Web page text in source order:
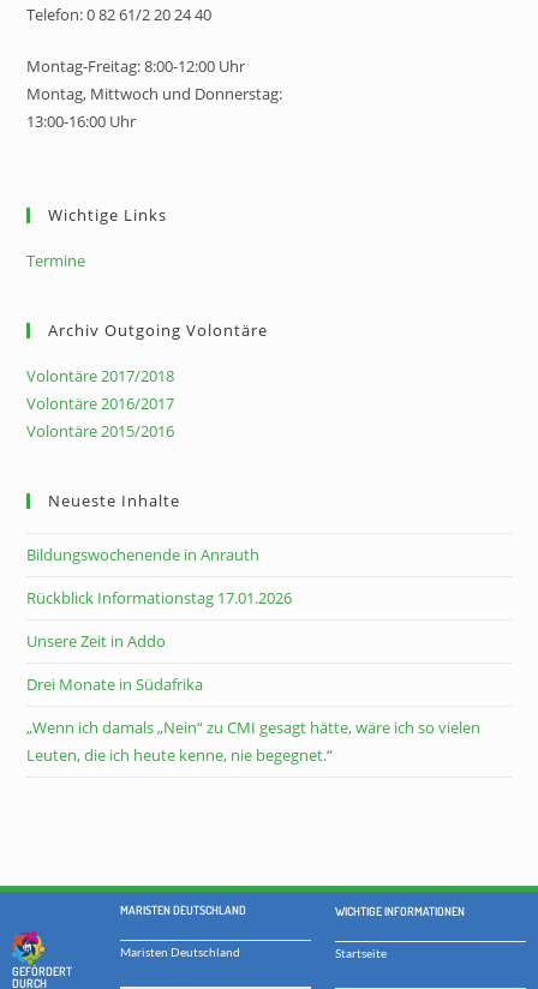
Telefon: 0 82 61/2 20 24 40
Montag-Freitag: 8:00-12:00 Uhr
Montag, Mittwoch und Donnerstag:
13:00-16:00 Uhr
Wichtige Links
Termine
Archiv Outgoing Volontäre
Volontäre 2017/2018
Volontäre 2016/2017
Volontäre 2015/2016
Neueste Inhalte
Bildungswochenende in Anrauth
Rückblick Informationstag 17.01.2026
Unsere Zeit in Addo
Drei Monate in Südafrika
„Wenn ich damals „Nein“ zu CMI gesagt hätte, wäre ich so vielen
Leuten, die ich heute kenne, nie begegnet.“
GEFÖRDERT
DURCH
MARISTEN DEUTSCHLAND
Maristen Deutschland
WICHTIGE INFORMATIONEN
Startseite